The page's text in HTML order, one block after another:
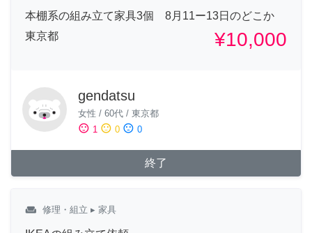
本棚系の組み立て家具3個 8月11ー13日のどこか
東京都
¥10,000
gendatsu
女性 / 60代 / 東京都
sentiment_satisfied 1 sentiment_neutral 0 sentiment_dissatisfied 0
終了
weekend 修理・組立 ▸ 家具